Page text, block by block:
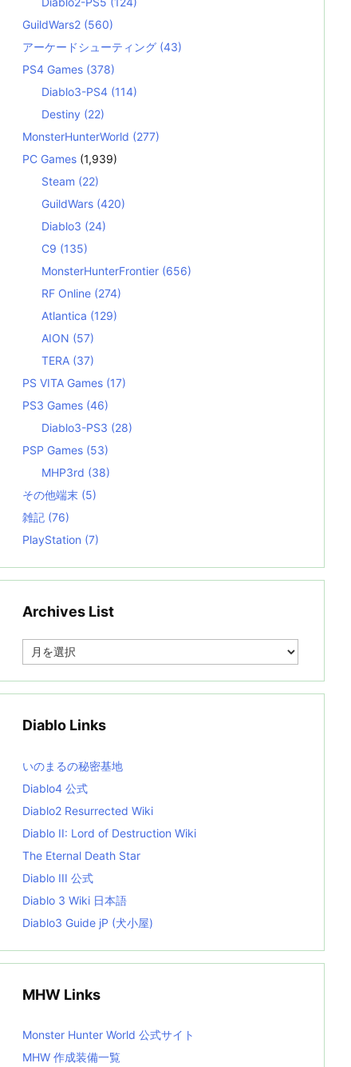
GuildWars2 (560)
アーケードシューティング (43)
PS4 Games (378)
Diablo3-PS4 (114)
Destiny (22)
MonsterHunterWorld (277)
PC Games (1,939)
Steam (22)
GuildWars (420)
Diablo3 (24)
C9 (135)
MonsterHunterFrontier (656)
RF Online (274)
Atlantica (129)
AION (57)
TERA (37)
PS VITA Games (17)
PS3 Games (46)
Diablo3-PS3 (28)
PSP Games (53)
MHP3rd (38)
その他端末 (5)
雑記 (76)
PlayStation (7)
Archives List
e
i
s
t
Diablo Links
いのまるの秘密基地
Diablo4 公式
Diablo2 Resurrected Wiki
Diablo II: Lord of Destruction Wiki
The Eternal Death Star
Diablo III 公式
Diablo 3 Wiki 日本語
Diablo3 Guide jP (犬小屋)
MHW Links
Monster Hunter World 公式サイト
MHW 作成装備一覧